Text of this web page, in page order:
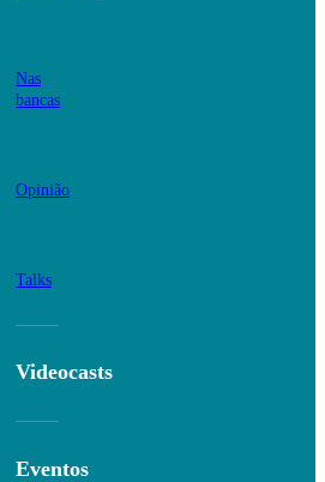
Nas
bancas
Opinião
Talks
Videocasts
Eventos